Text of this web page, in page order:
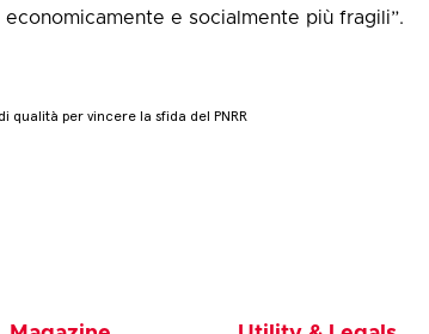
e socialmente più fragili”.
qualità per vincere la sfida del PNRR